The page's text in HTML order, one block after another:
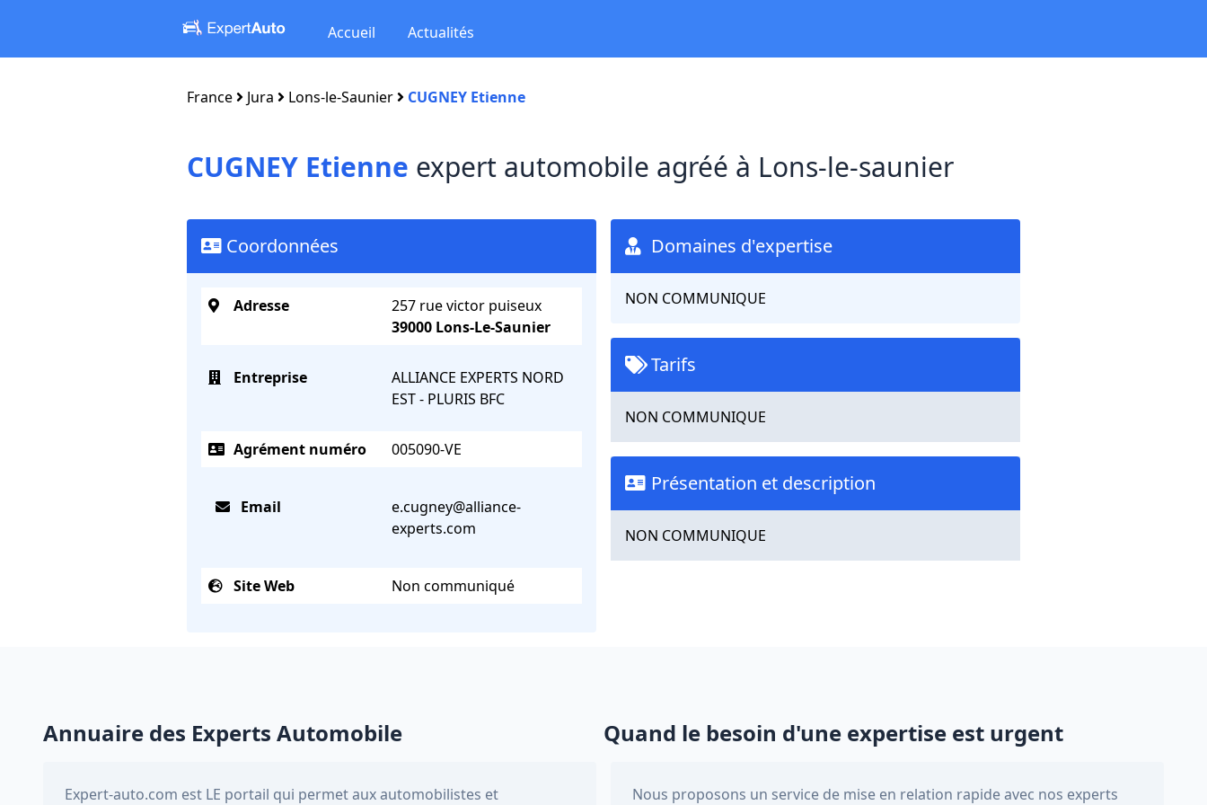
Accueil Actualités
France Jura Lons-le-Saunier CUGNEY Etienne
CUGNEY Etienne expert automobile agréé à Lons-le-saunier
Coordonnées
Adresse
257 rue victor puiseux
39000 Lons-Le-Saunier
Entreprise
ALLIANCE EXPERTS NORD
EST - PLURIS BFC
Agrément numéro 005090-VE
Email
e.cugney@alliance-
experts.com
Site Web Non communiqué
Domaines d'expertise
NON COMMUNIQUE
Tarifs
NON COMMUNIQUE
Présentation et description
NON COMMUNIQUE
Annuaire des Experts Automobile
Expert-auto.com est LE portail qui permet aux automobilistes et
Quand le besoin d'une expertise est urgent
Nous proposons un service de mise en relation rapide avec nos experts